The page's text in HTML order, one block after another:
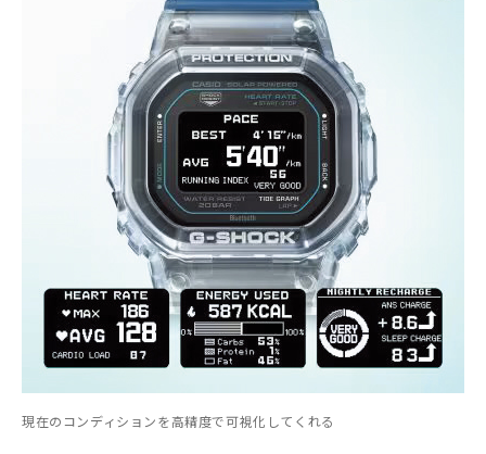
現在のコンディションを高精度で可視化してくれる